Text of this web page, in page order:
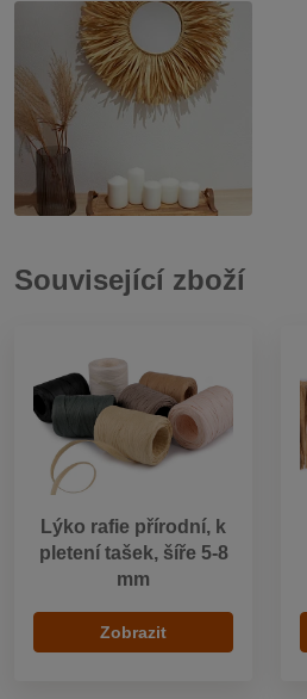
Související zboží
Lýko rafie přírodní, k
pletení tašek, šíře 5-8
mm
Zobrazit